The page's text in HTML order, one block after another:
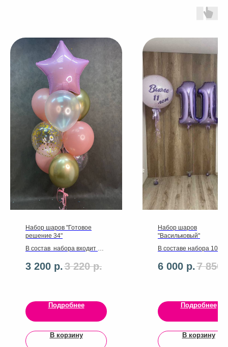
Набор шаров "Готовое
решение 34"
В состав набора входит 9
фольгированная,ленты,гру
3 200 р.3 220 р.
Подробнее
В корзину
Набор шаров
"Васильковый"
В составе набора 10
см,цифры 2 штуки ,шар
6 000 р.7 850
Подробнее
В корзину